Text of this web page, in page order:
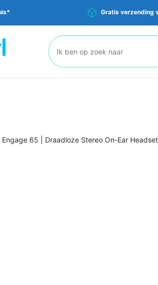
Gratis verzending
Zoeken:
65 | Draadloze Stereo On-Ear